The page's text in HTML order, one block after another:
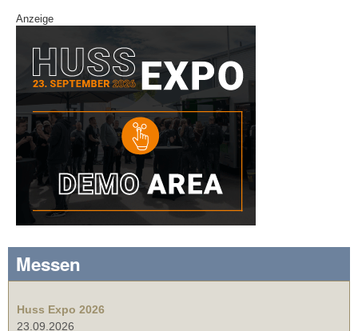
Anzeige
Messen
Huss Expo 2026
23.09.2026